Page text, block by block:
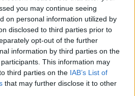
you may continue seeing
on personal information utilized by
disclosed to third parties prior to
opt-out of the further
information by third parties on the
participants. This information may
third parties on the IAB’s List of
that may further disclose it to other